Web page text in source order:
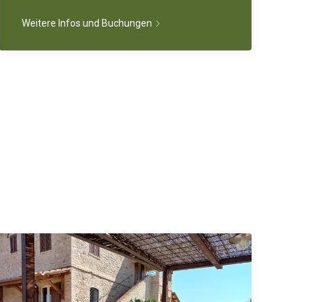
Weitere Infos und Buchungen